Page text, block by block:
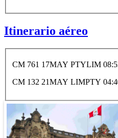
Itinerario aéreo
CM 761 17MAY PTYLIM
CM 132 21MAY LIMPTY